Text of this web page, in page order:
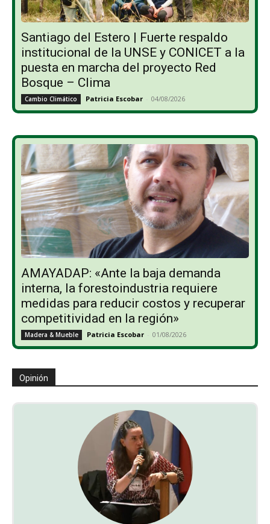
Santiago del Estero | Fuerte respaldo
institucional de la UNSE y CONICET a la
puesta en marcha del proyecto Red
Bosque – Clima
Cambio Climático Patricia Escobar - 04/08/2026
AMAYADAP: «Ante la baja demanda
interna, la forestoindustria requiere
medidas para reducir costos y recuperar
competitividad en la región»
Madera & Mueble Patricia Escobar - 01/08/2026
Opinión